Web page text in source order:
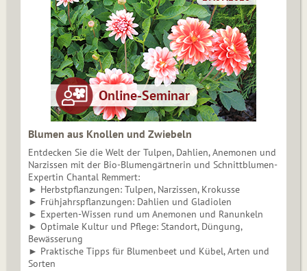
Blumen aus Knollen und Zwiebeln
Entdecken Sie die Welt der Tulpen, Dahlien, Anemonen und
Narzissen mit der Bio-Blumengärtnerin und Schnittblumen-
Expertin Chantal Remmert:
► Herbstpflanzungen: Tulpen, Narzissen, Krokusse
► Frühjahrspflanzungen: Dahlien und Gladiolen
► Experten-Wissen rund um Anemonen und Ranunkeln
► Optimale Kultur und Pflege: Standort, Düngung,
Bewässerung
► Praktische Tipps für Blumenbeet und Kübel, Arten und
Sorten